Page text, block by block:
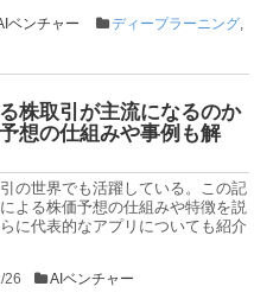
ベンチャー ディープラーニング,
株取引が主流になるのか
予想の仕組みや事例も解
の世界でも活躍している。この記
よる株価予想の仕組みや特徴を説
に代表的なアプリについても紹介
26 AIベンチャー